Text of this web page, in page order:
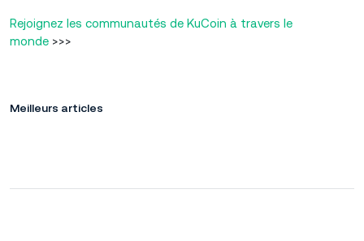
Rejoignez les communautés de KuCoin à travers le
monde >>>
Meilleurs articles